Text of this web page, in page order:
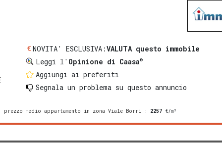
NOVITA' ESCLUSIVA:VALUTA questo immobile
Leggi l' Opinione di Caasa®
Aggiungi ai preferiti
Segnala un problema su questo annuncio
prezzo medio appartamento in zona Viale Borri : 2257 €/m²